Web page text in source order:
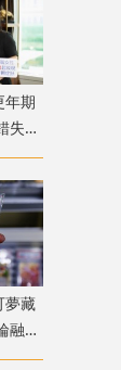
年期
失
夢藏
融資